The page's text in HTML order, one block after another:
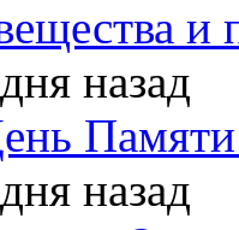
и
назад
назад